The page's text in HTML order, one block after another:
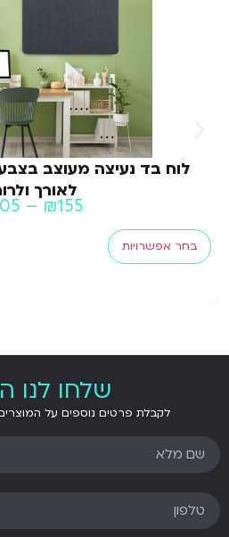
לוח בד נעיצה מעוצב
לאורך
₪155
–
בחר אפשרויות
שלחו לנו
לקבלת פרטים נוספים על